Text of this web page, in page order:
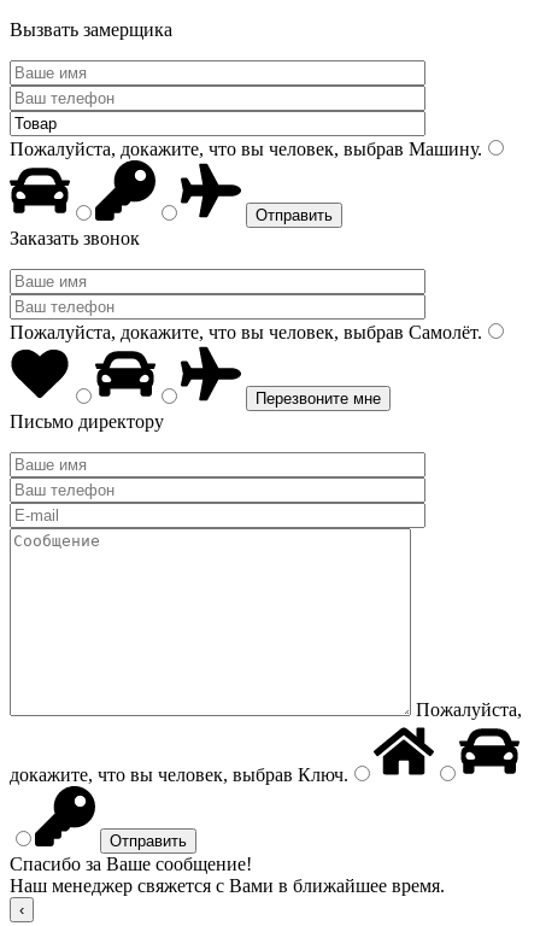
Вызвать замерщика
Пожалуйста, докажите, что вы человек, выбрав Машину.
Заказать звонок
Пожалуйста, докажите, что вы человек, выбрав Самолёт.
Письмо директору
Пожалуйста,
докажите, что вы человек, выбрав Ключ.
Спасибо за Ваше сообщение!
Наш менеджер свяжется с Вами в ближайшее время.